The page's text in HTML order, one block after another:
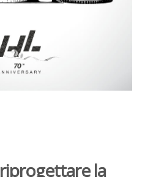
riprogettarela